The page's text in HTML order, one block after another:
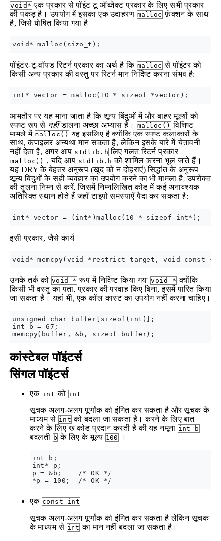
void* एक प्रकार से पॉइंट टू ऑब्जेक्ट प्रकार के लिए सभी प्रकार
की पकड़ है। उपयोग में इसका एक उदाहरण malloc फ़ंक्शन के साथ
है, जिसे घोषित किया गया है
पॉइंटर-टू-वॉयड रिटर्न प्रकार का अर्थ है कि malloc से पॉइंटर को
किसी अन्य प्रकार की वस्तु पर रिटर्न मान निर्दिष्ट करना संभव है:
आमतौर पर यह माना जाता है कि शून्य बिंदुओं में और बाहर मूल्यों को
स्पष्ट रूप से नहींडालना अच्छा अभ्यास है। malloc() विशिष्ट
मामले में malloc() यह इसलिए है क्योंकि एक स्पष्ट कलाकारों के
साथ, कंपाइलर अन्यथा मान सकता है, लेकिन इसके बारे में चेतावनी
नहीं देता है, अगर आप stdlib.h लिए गलत रिटर्न प्रकार
malloc() , यदि आप stdlib.h को शामिल करना भूल जाते हैं।
यह DRY के बेहतर अनुरूप (खुद को न दोहराएं) सिद्धांत के अनुरूप
शून्य बिंदुओं के सही व्यवहार का उपयोग करने का भी मामला है; उपरोक्त
की तुलना निम्न से करें, जिसमें निम्नलिखित कोड में कई अनावश्यक
अतिरिक्त स्थान होते हैं जहाँ टाइपो समस्याएँ पैदा कर सकता है:
इसी प्रकार, जैसे कार्य
उनके तर्क को void * रूप में निर्दिष्ट किया गया void * क्योंकि
किसी भी वस्तु का पता, प्रकार की परवाह किए बिना, इसमें पारित किया
जा सकता है। यहां भी, एक कॉल कास्ट का उपयोग नहीं करना चाहिए।
unsigned char buffer[sizeof(int)];
int b = 67;
कांस्टेबल पॉइंटर्स
सिंगल पॉइंटर्स
एक int को int
सूचक अलग-अलग पूर्णांक को इंगित कर सकता है और सूचक के
माध्यम से int को बदला जा सकता है। करने के लिए बात
करने के लिए ख कोड प्रदान करती है की यह नमूना int b
बदलती b के लिए के मूल्य 100 ।
int b;
int* p;
p = &b;    /* OK */
एक const int
सूचक अलग-अलग पूर्णांक को इंगित कर सकता है लेकिन सूचक
के माध्यम से int का मान नहीं बदला जा सकता है।